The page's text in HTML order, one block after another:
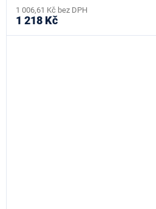
1 006,61 Kč bez DPH
1 218 Kč